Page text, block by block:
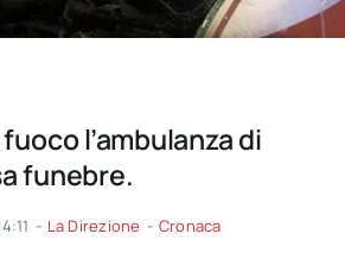
l’ambulanza di
funebre.
- La Direzione - Cronaca